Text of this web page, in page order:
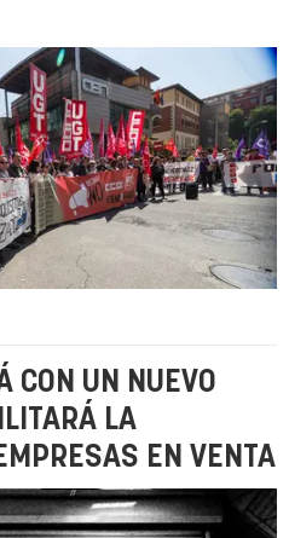
CON UN NUEVO
LA
EN VENTA